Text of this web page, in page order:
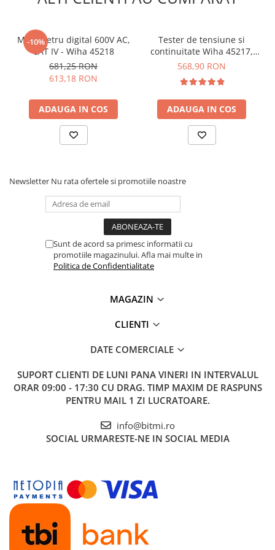
Greutate tester priza:
Certificari:CE / ETL / ROHS
Rating siguranta:CATII 600V
Greutate totala:0.381 Kg
priza, comuta selectorul testerului de priza pe "Breaker
find", introdu-l in priza si mergi cu detectorul la
sigurante.
In cazul in care priza a fost montata gresit,
pozitionati testerul invers pentru ca functia de testare a
Ce contine cutia?
1x Receptor
1x Manual de utilizare clickAICI
-10%
Multimetru digital 600V AC,
CAT IV - Wiha 45218
681,25 RON
613,18 RON
ADAUGA IN COS
Tester de tensiune si
continuitate Wiha 45217,
0.5-1000V AC, CAT IV
568,90 RON
ADAUGA IN COS
Newsletter Nu rata ofertele si promotiile noastre
Sunt de acord sa primesc informatii cu
promotiile magazinului. Afla mai multe in
Politica de Confidentialitate
MAGAZIN
CLIENTI
DATE COMERCIALE
SUPORT CLIENTI DE LUNI PANA VINERI IN INTERVALUL
ORAR 09:00 - 17:30 CU DRAG. TIMP MAXIM DE RASPUNS
PENTRU MAIL 1 ZI LUCRATOARE.
info@bitmi.ro
SOCIAL URMARESTE-NE IN SOCIAL MEDIA